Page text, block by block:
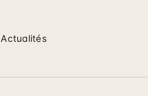
Actualités